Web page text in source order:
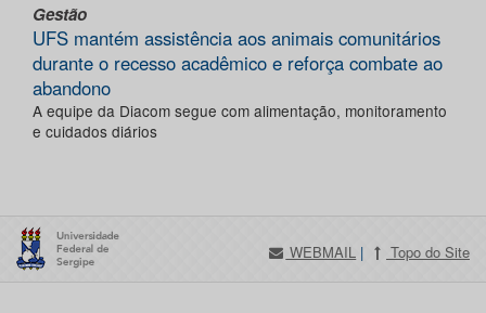
Gestão
UFS mantém assistência aos animais comunitários
durante o recesso acadêmico e reforça combate ao
abandono
A equipe da Diacom segue com alimentação, monitoramento
e cuidados diários
WEBMAIL | Topo do Site